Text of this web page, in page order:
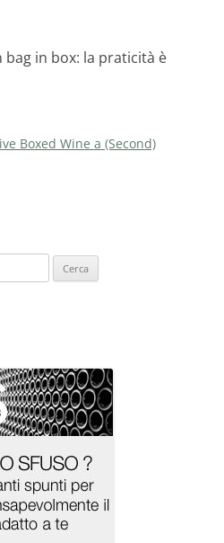
bag in box: la praticità è
Boxed Wine a (Second)